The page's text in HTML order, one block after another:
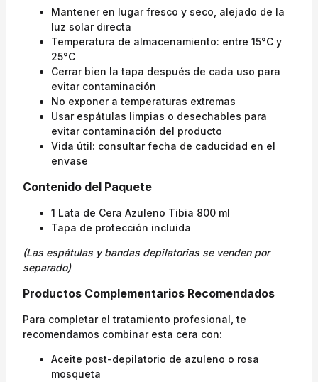
Mantener en lugar fresco y seco, alejado de la
luz solar directa
Temperatura de almacenamiento: entre 15°C y
25°C
Cerrar bien la tapa después de cada uso para
evitar contaminación
No exponer a temperaturas extremas
Usar espátulas limpias o desechables para
evitar contaminación del producto
Vida útil: consultar fecha de caducidad en el
envase
Contenido del Paquete
1 Lata de Cera Azuleno Tibia 800 ml
Tapa de protección incluida
(Las espátulas y bandas depilatorias se venden por
separado)
Productos Complementarios Recomendados
Para completar el tratamiento profesional, te
recomendamos combinar esta cera con:
Aceite post-depilatorio de azuleno o rosa
mosqueta